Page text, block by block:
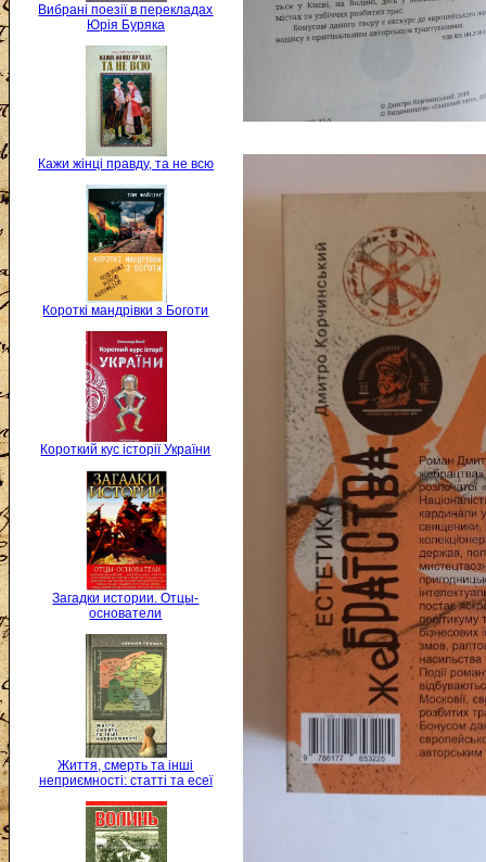
Вибрані поезії в перекладах
Юрія Буряка
Кажи жінці правду, та не всю
Короткі мандрівки з Боготи
Короткий кус історії України
Загадки истории. Отцы-
основатели
Життя, смерть та інші
неприємності: статті та есеї